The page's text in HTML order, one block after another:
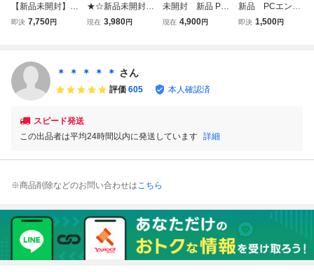
【新品未開封】N
EC PCエンジン フ
即決 7,750円
★☆新品未開封
PCエンジンHuカ
現在 3,980円
未開封 新品 PC
エンジン / PCE
現在 4,900円
新品 PCエンジ
ン SUPER CD
即決 1,500円
＊ ＊ ＊ ＊ ＊ さん
評価 605 本人確認済
スピード発送
この出品者は平均24時間以内に発送しています 詳細
※商品削除などのお問い合わせはこちら